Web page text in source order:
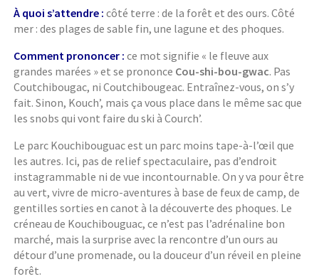
À quoi s’attendre : côté terre : de la forêt et des ours. Côté
mer : des plages de sable fin, une lagune et des phoques.
Comment prononcer : ce mot signifie « le fleuve aux
grandes marées » et se prononce Cou-shi-bou-gwac. Pas
Coutchibougac, ni Coutchibougeac. Entraînez-vous, on s’y
fait. Sinon, Kouch’, mais ça vous place dans le même sac que
les snobs qui vont faire du ski à Courch’.
Le parc Kouchibouguac est un parc moins tape-à-l’œil que
les autres. Ici, pas de relief spectaculaire, pas d’endroit
instagrammable ni de vue incontournable. On y va pour être
au vert, vivre de micro-aventures à base de feux de camp, de
gentilles sorties en canot à la découverte des phoques. Le
créneau de Kouchibouguac, ce n’est pas l’adrénaline bon
marché, mais la surprise avec la rencontre d’un ours au
détour d’une promenade, ou la douceur d’un réveil en pleine
forêt.